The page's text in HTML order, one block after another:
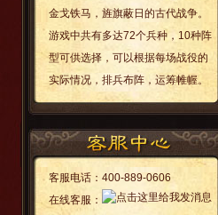
金戈铁马，旌旗蔽日的古代战争。
游戏中共有多达72个兵种，10种阵
型可供选择，可以根据每场战役的
实际情况，排兵布阵，运筹帷幄。
客服电话： 400-889-0606
在线客服：